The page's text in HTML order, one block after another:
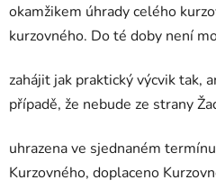
okamžikem úhrady celého
kurzovného. Do té doby není
zahájit jak praktický výcvik tak,
případě, že nebude ze strany
uhrazena ve sjednaném
Kurzovného, doplaceno